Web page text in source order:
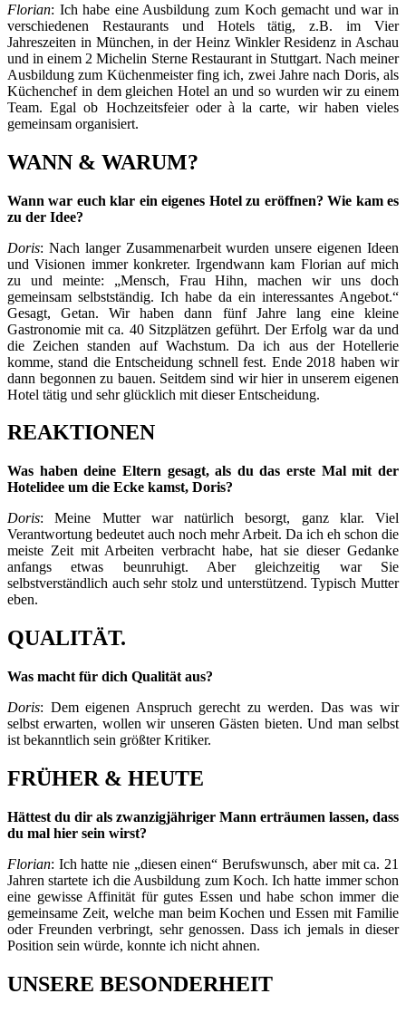
Florian: Ich habe eine Ausbildung zum Koch gemacht und war in
verschiedenen Restaurants und Hotels tätig, z.B. im Vier
Jahreszeiten in München, in der Heinz Winkler Residenz in Aschau
und in einem 2 Michelin Sterne Restaurant in Stuttgart. Nach meiner
Ausbildung zum Küchenmeister fing ich, zwei Jahre nach Doris, als
Küchenchef in dem gleichen Hotel an und so wurden wir zu einem
Team. Egal ob Hochzeitsfeier oder à la carte, wir haben vieles
gemeinsam organisiert.
WANN & WARUM?
Wann war euch klar ein eigenes Hotel zu eröffnen? Wie kam es
zu der Idee?
Doris: Nach langer Zusammenarbeit wurden unsere eigenen Ideen
und Visionen immer konkreter. Irgendwann kam Florian auf mich
zu und meinte: „Mensch, Frau Hihn, machen wir uns doch
gemeinsam selbstständig. Ich habe da ein interessantes Angebot.“
Gesagt, Getan. Wir haben dann fünf Jahre lang eine kleine
Gastronomie mit ca. 40 Sitzplätzen geführt. Der Erfolg war da und
die Zeichen standen auf Wachstum. Da ich aus der Hotellerie
komme, stand die Entscheidung schnell fest. Ende 2018 haben wir
dann begonnen zu bauen. Seitdem sind wir hier in unserem eigenen
Hotel tätig und sehr glücklich mit dieser Entscheidung.
REAKTIONEN
Was haben deine Eltern gesagt, als du das erste Mal mit der
Hotelidee um die Ecke kamst, Doris?
Doris: Meine Mutter war natürlich besorgt, ganz klar. Viel
Verantwortung bedeutet auch noch mehr Arbeit. Da ich eh schon die
meiste Zeit mit Arbeiten verbracht habe, hat sie dieser Gedanke
anfangs etwas beunruhigt. Aber gleichzeitig war Sie
selbstverständlich auch sehr stolz und unterstützend. Typisch Mutter
eben.
QUALITÄT.
Was macht für dich Qualität aus?
Doris: Dem eigenen Anspruch gerecht zu werden. Das was wir
selbst erwarten, wollen wir unseren Gästen bieten. Und man selbst
ist bekanntlich sein größter Kritiker.
FRÜHER & HEUTE
Hättest du dir als zwanzigjähriger Mann erträumen lassen, dass
du mal hier sein wirst?
Florian: Ich hatte nie „diesen einen“ Berufswunsch, aber mit ca. 21
Jahren startete ich die Ausbildung zum Koch. Ich hatte immer schon
eine gewisse Affinität für gutes Essen und habe schon immer die
gemeinsame Zeit, welche man beim Kochen und Essen mit Familie
oder Freunden verbringt, sehr genossen. Dass ich jemals in dieser
Position sein würde, konnte ich nicht ahnen.
UNSERE BESONDERHEIT